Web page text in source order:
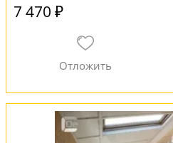
7 470 ₽